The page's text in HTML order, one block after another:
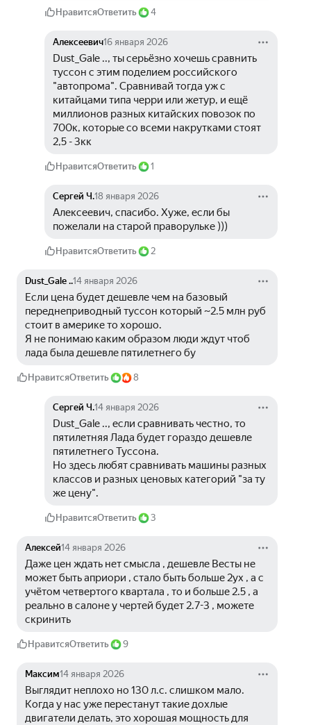
НравитсяОтветить 4
Алексеевич16 января 2026
Dust_Gale .., ты серьёзно хочешь сравнить
туссон с этим поделием российского
"автопрома". Сравнивай тогда уж с
китайцами типа черри или жетур, и ещё
миллионов разных китайских повозок по
700к, которые со всеми накрутками стоят
2,5 - 3кк
НравитсяОтветить 1
Сергей Ч.18 января 2026
Алексеевич, спасибо. Хуже, если бы
пожелали на старой праворульке )))
НравитсяОтветить 2
Dust_Gale ..14 января 2026
Если цена будет дешевле чем на базовый
переднеприводный туссон который ~2.5 млн руб
стоит в америке то хорошо.
Я не понимаю каким образом люди ждут чтоб
лада была дешевле пятилетнего бу
НравитсяОтветить 8
Сергей Ч.14 января 2026
Dust_Gale .., если сравнивать честно, то
пятилетняя Лада будет гораздо дешевле
пятилетнего Туссона.
Но здесь любят сравнивать машины разных
классов и разных ценовых категорий "за ту
же цену".
НравитсяОтветить 3
Алексей14 января 2026
Даже цен ждать нет смысла , дешевле Весты не
может быть априори , стало быть больше 2ух , а с
учётом четвертого квартала , то и больше 2.5 , а
реально в салоне у чертей будет 2.7-3 , можете
скринить
НравитсяОтветить 9
Максим14 января 2026
Выглядит неплохо но 130 л.с. слишком мало.
Когда у нас уже перестанут такие дохлые
двигатели делать, это хорошая мощность для